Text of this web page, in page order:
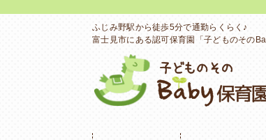
ふじみ野駅から徒歩5分で通勤らくらく♪
富士見市にある認可保育園「子どものその